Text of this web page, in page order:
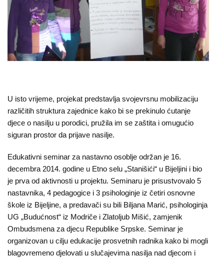
sa
ženskim
licem
Sigurna
Pravna
pomoć
Antitrafiking
Kampanje
Dokumenti
Javni
pozivi
English
U isto vrijeme, projekat predstavlja svojevrsnu mobilizaciju
različitih struktura zajednice kako bi se prekinulo ćutanje
djece o nasilju u porodici, pružila im se zaštita i omugućio
siguran prostor da prijave nasilje.
Edukativni seminar za nastavno osoblje održan je 16.
decembra 2014. godine u Etno selu „Stanišići“ u Bijeljini i bio
je prva od aktivnosti u projektu. Seminaru je prisustvovalo 5
nastavnika, 4 pedagogice i 3 psihologinje iz četiri osnovne
škole iz Bijeljine, a predavači su bili Biljana Marić, psihologinja
UG „Budućnost“ iz Modriče i Zlatoljub Mišić, zamjenik
Ombudsmena za djecu Republike Srpske. Seminar je
organizovan u cilju edukacije prosvetnih radnika kako bi mogli
blagovremeno djelovati u slučajevima nasilja nad djecom i